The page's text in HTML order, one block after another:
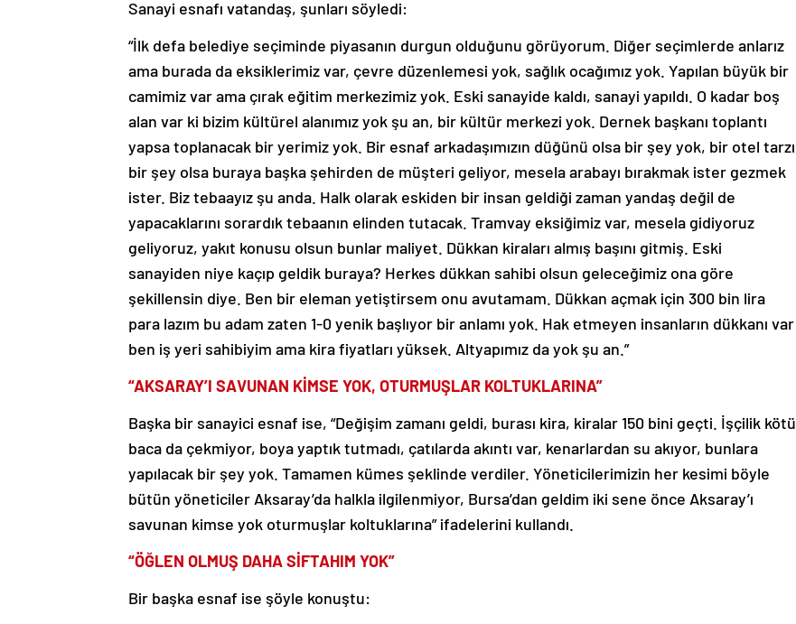
Sanayi esnafı vatandaş, şunları söyledi:
“İlk defa belediye seçiminde piyasanın durgun olduğunu görüyorum. Diğer seçimlerde anlarız
ama burada da eksiklerimiz var, çevre düzenlemesi yok, sağlık ocağımız yok. Yapılan büyük bir
camimiz var ama çırak eğitim merkezimiz yok. Eski sanayide kaldı, sanayi yapıldı. O kadar boş
alan var ki bizim kültürel alanımız yok şu an, bir kültür merkezi yok. Dernek başkanı toplantı
yapsa toplanacak bir yerimiz yok. Bir esnaf arkadaşımızın düğünü olsa bir şey yok, bir otel tarzı
bir şey olsa buraya başka şehirden de müşteri geliyor, mesela arabayı bırakmak ister gezmek
ister. Biz tebaayız şu anda. Halk olarak eskiden bir insan geldiği zaman yandaş değil de
yapacaklarını sorardık tebaanın elinden tutacak. Tramvay eksiğimiz var, mesela gidiyoruz
geliyoruz, yakıt konusu olsun bunlar maliyet. Dükkan kiraları almış başını gitmiş. Eski
sanayiden niye kaçıp geldik buraya? Herkes dükkan sahibi olsun geleceğimiz ona göre
şekillensin diye. Ben bir eleman yetiştirsem onu avutamam. Dükkan açmak için 300 bin lira
para lazım bu adam zaten 1-0 yenik başlıyor bir anlamı yok. Hak etmeyen insanların dükkanı var
ben iş yeri sahibiyim ama kira fiyatları yüksek. Altyapımız da yok şu an.”
“AKSARAY’I SAVUNAN KİMSE YOK, OTURMUŞLAR KOLTUKLARINA”
Başka bir sanayici esnaf ise, “Değişim zamanı geldi, burası kira, kiralar 150 bini geçti. İşçilik kötü
baca da çekmiyor, boya yaptık tutmadı, çatılarda akıntı var, kenarlardan su akıyor, bunlara
yapılacak bir şey yok. Tamamen kümes şeklinde verdiler. Yöneticilerimizin her kesimi böyle
bütün yöneticiler Aksaray’da halkla ilgilenmiyor, Bursa’dan geldim iki sene önce Aksaray’ı
savunan kimse yok oturmuşlar koltuklarına” ifadelerini kullandı.
“ÖĞLEN OLMUŞ DAHA SİFTAHIM YOK”
Bir başka esnaf ise şöyle konuştu: